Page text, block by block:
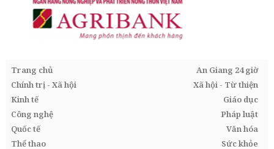
Trang chủ
An Giang 24 giờ
Chính trị - Xã hội
Xã hội - Từ thiện
Kinh tế
Giáo dục
Công nghệ
Pháp luật
Quốc tế
Văn hóa
Thể thao
Sức khỏe